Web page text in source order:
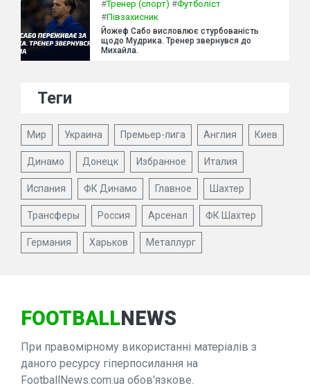
#Тренер (спорт) #Футболіст
#Півзахисник
Йожеф Сабо висловлює стурбованість
щодо Мудрика. Тренер звернувся до
Михайла.
Теги
Мир Украина Премьер-лига Англия Киев
Динамо Донецк Избранное Италия
Испания ФК Динамо Главное Шахтер
Трансферы Россия Арсенал ФК Шахтер
Германия Харьков Металлург
FOOTBALLNEWS
При правомірному використанні матеріалів з
даного ресурсу гіперпосилання на
FootballNews.com.ua обов'язкове.